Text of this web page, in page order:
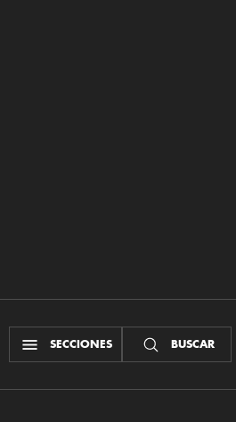
SECCIONES BUSCAR